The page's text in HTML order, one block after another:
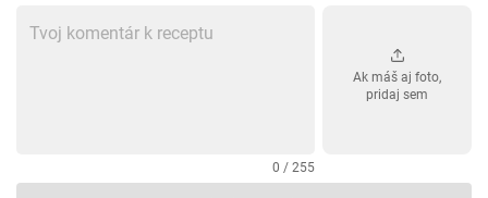
0 / 255
Ak máš aj foto,
pridaj sem